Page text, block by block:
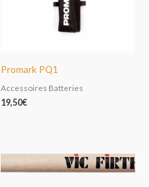
Promark PQ1
Accessoires Batteries
19,50€